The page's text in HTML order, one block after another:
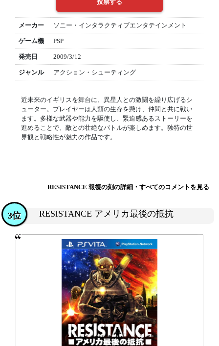
メーカー ソニー・インタラクティブエンタテインメント
ゲーム機 PSP
発売日 2009/3/12
ジャンル アクション・シューティング
近未来のイギリスを舞台に、異星人との激闘を繰り広げるシ
ューター。プレイヤーは人類の生存を懸け、仲間と共に戦い
ます。多様な武器や能力を駆使し、緊迫感あるストーリーを
進めることで、敵との壮絶なバトルが楽しめます。独特の世
界観と戦略性が魅力の作品です。
RESISTANCE 報復の刻の詳細・すべてのコメントを見る
RESISTANCE アメリカ最後の抵抗
3位